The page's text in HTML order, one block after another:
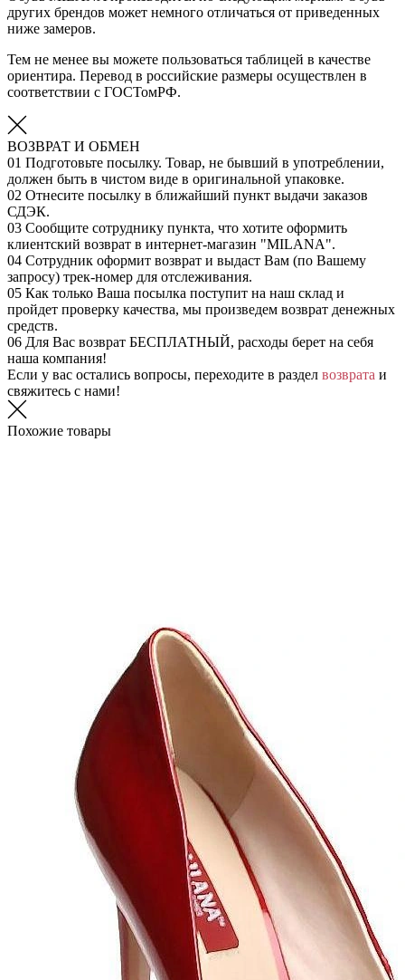
других брендов может немного отличаться от приведенных
ниже замеров.
Тем не менее вы можете пользоваться таблицей в качестве
ориентира. Перевод в российские размеры осуществлен в
соответствии с ГОСТомРФ.
ВОЗВРАТ И ОБМЕН
01 Подготовьте посылку. Товар, не бывший в употреблении,
должен быть в чистом виде в оригинальной упаковке.
02 Отнесите посылку в ближайший пункт выдачи заказов
СДЭК.
03 Сообщите сотруднику пункта, что хотите оформить
клиентский возврат в интернет-магазин "MILANA".
04 Сотрудник оформит возврат и выдаст Вам (по Вашему
запросу) трек-номер для отслеживания.
05 Как только Ваша посылка поступит на наш склад и
пройдет проверку качества, мы произведем возврат денежных
средств.
06 Для Вас возврат БЕСПЛАТНЫЙ, расходы берет на себя
наша компания!
Если у вас остались вопросы, переходите в раздел возврата и
свяжитесь с нами!
Похожие товары